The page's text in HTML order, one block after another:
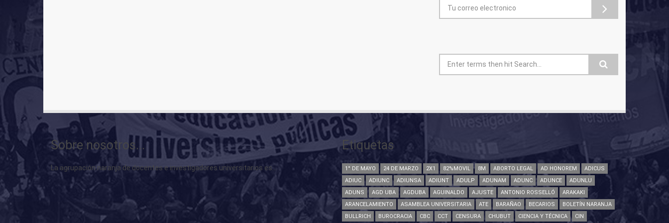
Formulario de búsqueda
Sobre nosotros...
La agrupación naranja de docentes e investigadores universitarios es...
Etiquetas
1° DE MAYO 24 DE MARZO 2X1 82%MOVIL 8M ABORTO LEGAL AD HONOREM
ADICUS
ADIUC
ADIUNC ADIUNSA ADIUNT ADULP ADUNAM ADUNC ADUNCE
ADUNLU
ADUNS
AGD UBA AGDUBA AGUINALDO AJUSTE ANTONIO ROSSELLÓ
ARAKAKI
ARANCELAMIENTO
ASAMBLEA UNIVERSITARIA ATE BARAÑAO BECARIOS
BOLETÍN NARANJA
BULLRICH
BUROCRACIA CBC CCT CENSURA CHUBUT CIENCIA Y TÉCNICA CIN